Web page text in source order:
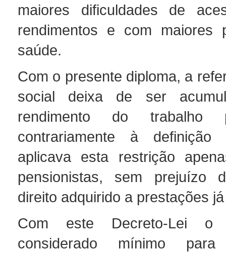
maiores dificuldades de
rendimentos e com maiores
saúde.
Com o presente diploma, a
social deixa de ser
rendimento do trabalho
contrariamente à definição
aplicava esta restrição
pensionistas, sem prejuízo
direito adquirido a prestações
Com este Decreto-Lei o
considerado mínimo